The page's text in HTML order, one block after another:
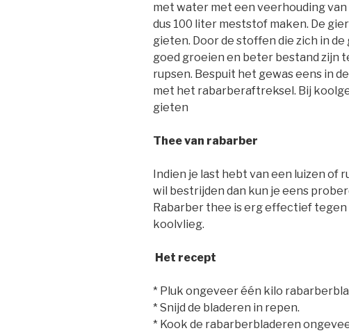
met water met een veerhouding van
dus 100 liter meststof maken. De
gieten. Door de stoffen die zich in
goed groeien en beter bestand zijn
rupsen. Bespuit het gewas eens in
met het rabarberaftreksel. Bij
gieten
Thee van rabarber
Indien je last hebt van een luizen of
wil bestrijden dan kun je eens
Rabarber thee is erg effectief
koolvlieg.
Het recept
* Pluk ongeveer één kilo
* Snijd de bladeren in repen.
* Kook de rabarberbladeren